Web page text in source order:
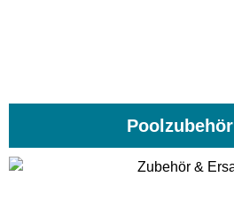
Poolzubehör